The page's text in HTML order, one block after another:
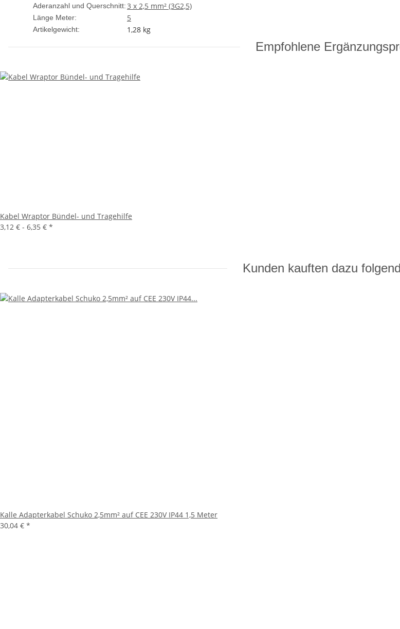
Aderanzahl und Querschnitt:3 x 2,5 mm² (3G2,5)
Länge Meter: 5
Artikelgewicht: 1,28 kg
Empfohlene
Kabel Wraptor Bündel- und Tragehilfe
3,12 € - 6,35 € *
Kunden kauften dazu
Kalle Adapterkabel Schuko 2,5mm² auf CEE 230V IP44 1,5 Meter
30,04 € *